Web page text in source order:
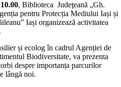
10.00, Biblioteca Judeţeană „Gh.
pentru Protecția Mediului Iași și
Iași organizează activitatea
.
și ecolog în cadrul Agenției de
Biodiversitate, va prezenta
despre importanța parcurilor
lângă noi.